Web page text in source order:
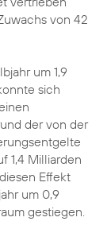
von 42
um 1,9
sich
der von der
1,4 Milliarden
Effekt
um 0,9
gestiegen.